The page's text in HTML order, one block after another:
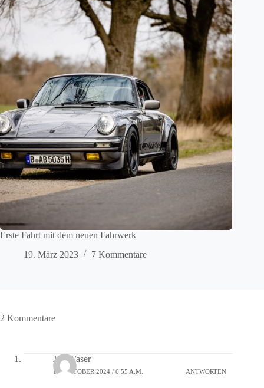
Erste Fahrt mit dem neuen Fahrwerk
19. März 2023
7 Kommentare
2 Kommentare
Jan Waser
10. OKTOBER 2024 / 6:55 A.M. ANTWORTEN